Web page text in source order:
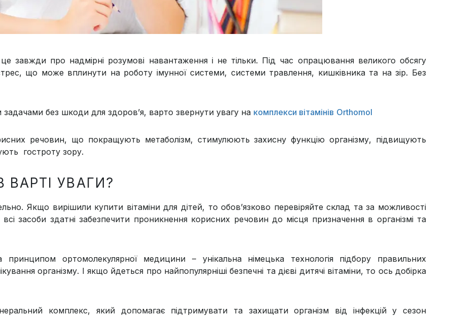
завжди про надмірні розумові навантаження і не тільки. Під час опрацювання великого обсягу
що може вплинути на роботу імунної системи, системи травлення, кишківника та на зір. Без
без шкоди для здоров’я, варто звернути увагу на комплекси вітамінів Orthomol
речовин, що покращують метаболізм, стимулюють захисну функцію організму, підвищують
гостроту зору.
ВАРТІ УВАГИ?
Якщо вирішили купити вітаміни для дітей, то обов’язково перевіряйте склад та за можливості
засоби здатні забезпечити проникнення корисних речовин до місця призначення в організмі та
принципом ортомолекулярної медицини – унікальна німецька технологія підбору правильних
організму. І якщо йдеться про найпопулярніші безпечні та дієві дитячі вітаміни, то ось добірка
комплекс, який допомагає підтримувати та захищати організм від інфекцій у сезон